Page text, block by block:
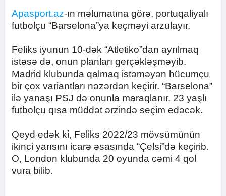
Apasport.az-ın məlumatına görə, portuqaliyalı
futbolçu “Barselona”ya keçməyi arzulayır.
Feliks iyunun 10-dək “Atletiko”dan ayrılmaq
istəsə də, onun planları gerçəkləşməyib.
Madrid klubunda qalmaq istəməyən hücumçu
bir çox variantları nəzərdən keçirir. “Barselona”
ilə yanaşı PSJ də onunla maraqlanır. 23 yaşlı
futbolçu qısa müddət ərzində seçim edəcək.
Qeyd edək ki, Feliks 2022/23 mövsümünün
ikinci yarısını icarə əsasında “Çelsi”də keçirib.
O, London klubunda 20 oyunda cəmi 4 qol
vura bilib.